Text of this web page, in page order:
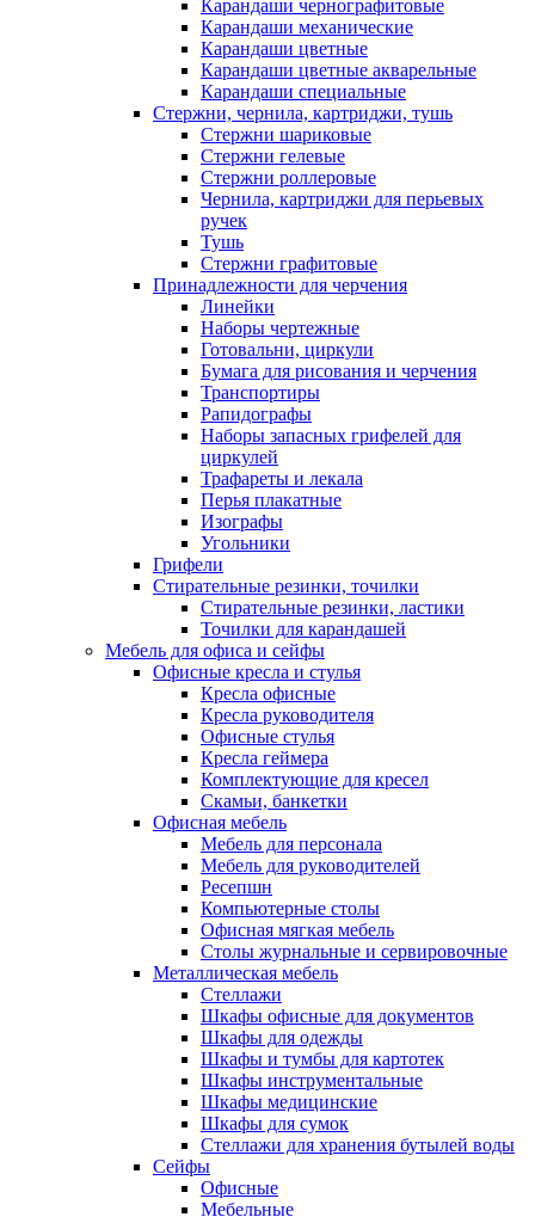
Карандаши чернографитовые
Карандаши механические
Карандаши цветные
Карандаши цветные акварельные
Карандаши специальные
Стержни, чернила, картриджи, тушь
Стержни шариковые
Стержни гелевые
Стержни роллеровые
Чернила, картриджи для перьевых
ручек
Тушь
Стержни графитовые
Принадлежности для черчения
Линейки
Наборы чертежные
Готовальни, циркули
Бумага для рисования и черчения
Транспортиры
Рапидографы
Наборы запасных грифелей для
циркулей
Трафареты и лекала
Перья плакатные
Изографы
Угольники
Грифели
Стирательные резинки, точилки
Стирательные резинки, ластики
Точилки для карандашей
Мебель для офиса и сейфы
Офисные кресла и стулья
Кресла офисные
Кресла руководителя
Офисные стулья
Кресла геймера
Комплектующие для кресел
Скамьи, банкетки
Офисная мебель
Мебель для персонала
Мебель для руководителей
Ресепшн
Компьютерные столы
Офисная мягкая мебель
Столы журнальные и сервировочные
Металлическая мебель
Стеллажи
Шкафы офисные для документов
Шкафы для одежды
Шкафы и тумбы для картотек
Шкафы инструментальные
Шкафы медицинские
Шкафы для сумок
Стеллажи для хранения бутылей воды
Сейфы
Офисные
Мебельные